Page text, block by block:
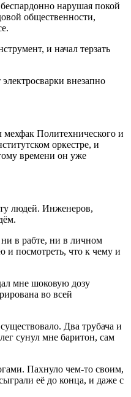
нарушая покой
общественности,
и начал терзать
внезапно
мехфак Политехнического и
оркестре, и
времени он уже
людей. Инженеров,
в рабте, ни в личном
посмотреть, что к чему и
мне шоковую дозу
во всей
Два трубача и
сунул мне баритон, сам
Пахнуло чем-то своим,
её до конца, и даже с